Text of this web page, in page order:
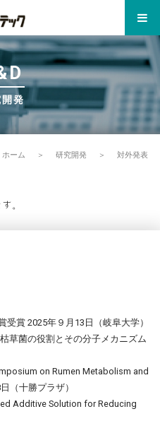
開発
ホーム ＞ 研究開発 ＞ 対外発表
。
受賞 2025年９月13日（岐阜大学）
草菌の役割とその分子メカニズム
on Rumen Metabolism and
（十勝プラザ）
Additive Solution for Reducing